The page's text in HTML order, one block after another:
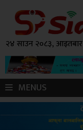
२४ साउन २०८३, आइतबार
MENUS